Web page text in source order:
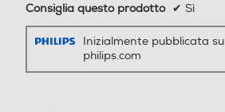
Consiglia questo prodotto ✔ Sì
Inizialmente pubblicata su
philips.com